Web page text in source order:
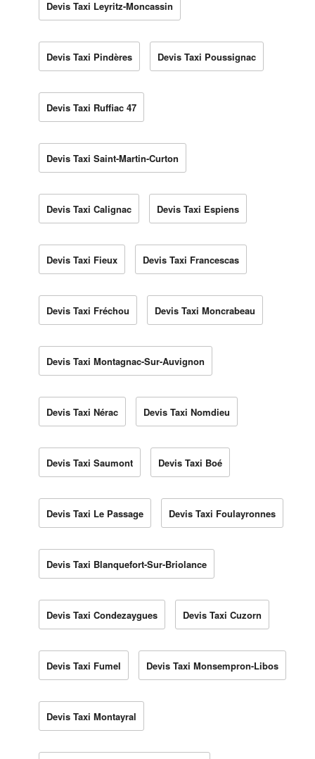
Devis Taxi Leyritz-Moncassin
Devis Taxi Pindères Devis Taxi Poussignac
Devis Taxi Ruffiac 47
Devis Taxi Saint-Martin-Curton
Devis Taxi Calignac Devis Taxi Espiens
Devis Taxi Fieux Devis Taxi Francescas
Devis Taxi Fréchou Devis Taxi Moncrabeau
Devis Taxi Montagnac-Sur-Auvignon
Devis Taxi Nérac Devis Taxi Nomdieu
Devis Taxi Saumont Devis Taxi Boé
Devis Taxi Le Passage Devis Taxi Foulayronnes
Devis Taxi Blanquefort-Sur-Briolance
Devis Taxi Condezaygues Devis Taxi Cuzorn
Devis Taxi Fumel Devis Taxi Monsempron-Libos
Devis Taxi Montayral